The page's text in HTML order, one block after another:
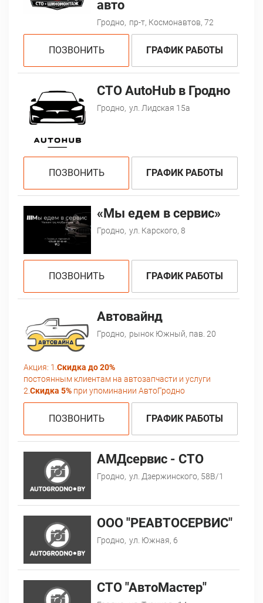
авто
Гродно, пр-т, Космонавтов, 72
ПОЗВОНИТЬ ГРАФИК РАБОТЫ
СТО AutoHub в Гродно
Гродно, ул. Лидская 15а
ПОЗВОНИТЬ ГРАФИК РАБОТЫ
«Мы едем в сервис»
Гродно, ул. Карского, 8
ПОЗВОНИТЬ ГРАФИК РАБОТЫ
Автовайнд
Гродно, рынок Южный, пав. 20
Акция: 1. Скидка до 20%
постоянным клиентам на автозапчасти и услуги
2. Скидка 5% при упоминании АвтоГродно
ПОЗВОНИТЬ ГРАФИК РАБОТЫ
АМДсервис - СТО
Гродно, ул. Дзержинского, 58В/1
ООО "РЕАВТОСЕРВИС"
Гродно, ул. Южная, 6
СТО "АвтоМастер"